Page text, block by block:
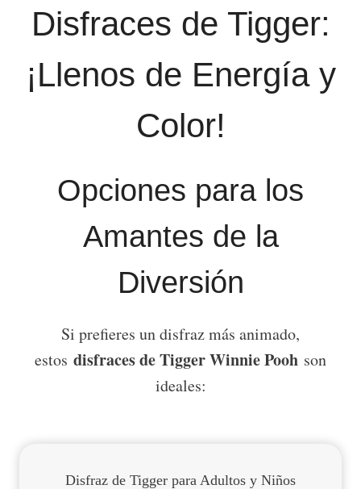
Disfraces de Tigger:
¡Llenos de Energía y
Color!
Opciones para los
Amantes de la
Diversión
Si prefieres un disfraz más animado,
estos disfraces de Tigger Winnie Pooh son
ideales:
Disfraz de Tigger para Adultos y Niños